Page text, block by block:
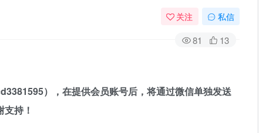
关注 私信
81 13
）， 在提供会员账号后，将通过微信单独发送
持！